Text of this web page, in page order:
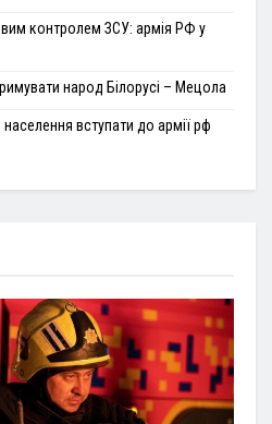
контролем ЗСУ: армія РФ у
народ Білорусі – Мецола
вступати до армії рф